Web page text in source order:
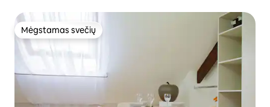
Mėgstamas svečių
Mėgstamas svečių